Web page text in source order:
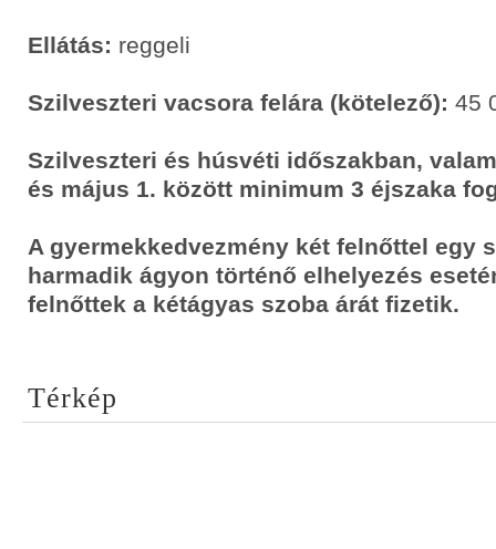
Ellátás: reggeli
Szilveszteri vacsora felára (kötelező): 45
Szilveszteri és húsvéti időszakban,
és május 1. között minimum 3 éjszaka
A gyermekkedvezmény két felnőttel egy
harmadik ágyon történő elhelyezés
felnőttek a kétágyas szoba árát fizetik.
Térkép